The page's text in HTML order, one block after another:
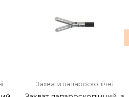
Захвати лапароскопічні